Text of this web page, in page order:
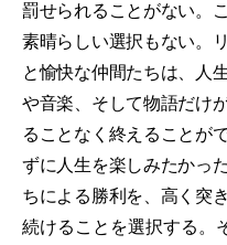
罰せられることがない。
素晴らしい選択もない。
と愉快な仲間たちは、人
や音楽、そして物語だけ
ることなく終えることが
ずに人生を楽しみたかっ
ちによる勝利を、高く突
続けることを選択する。